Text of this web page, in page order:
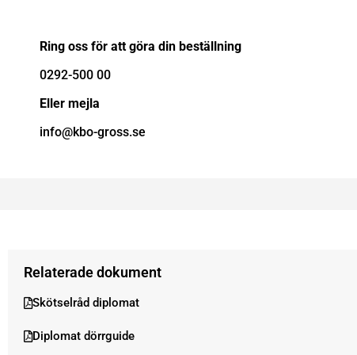
Ring oss för att göra din beställning
0292-500 00
Eller mejla
info@kbo-gross.se
Relaterade dokument
Skötselråd diplomat
Diplomat dörrguide